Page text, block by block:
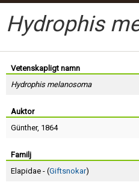
Hydrophis
Vetenskapligt namn
Hydrophis melanosoma
Auktor
Günther, 1864
Familj
Elapidae - (Giftsnokar)
Användarnamn:
Lösenord:
Terms of Service